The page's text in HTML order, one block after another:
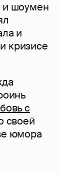
и шоумен
и
кризисе
с
своей
юмора